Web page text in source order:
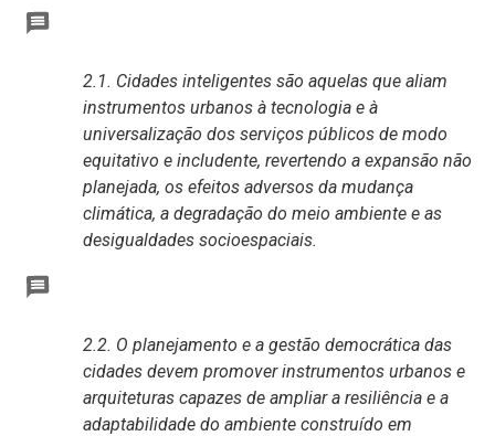
2.1. Cidades inteligentes são aquelas que aliam
instrumentos urbanos à tecnologia e à
universalização dos serviços públicos de modo
equitativo e includente, revertendo a expansão não
planejada, os efeitos adversos da mudança
climática, a degradação do meio ambiente e as
desigualdades socioespaciais.
2.2. O planejamento e a gestão democrática das
cidades devem promover instrumentos urbanos e
arquiteturas capazes de ampliar a resiliência e a
adaptabilidade do ambiente construído em